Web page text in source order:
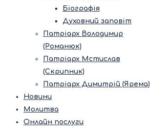
Біографія
Духовний заповіт
Патріарх Володимир
(Романюк)
Патріарх Мстислав
(Скрипник)
Патріарх Димитрій (Ярема)
Новини
Молитва
Онлайн послуги